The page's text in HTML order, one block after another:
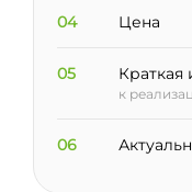
04 Цена
05 Краткая
к
06